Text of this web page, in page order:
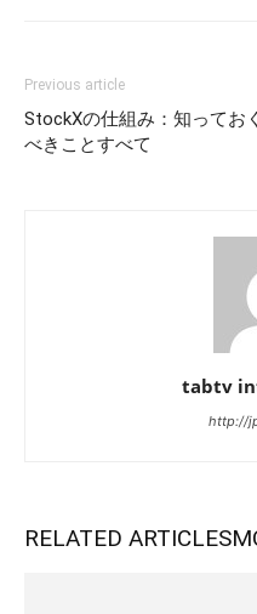
Previous article
StockXの仕組み：知っておく
べきことすべて
tabtv
http://
RELATED ARTICLES